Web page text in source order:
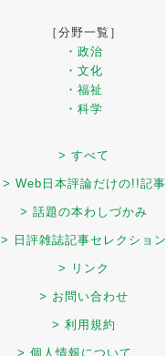
［分野一覧］
・政治
・文化
・福祉
・科学
> すべて
> Web日本評論だけの!!記事
> 話題の本わしづかみ
> 日評雑誌記事セレクション
> リンク
> お問い合わせ
> 利用規約
> 個人情報について